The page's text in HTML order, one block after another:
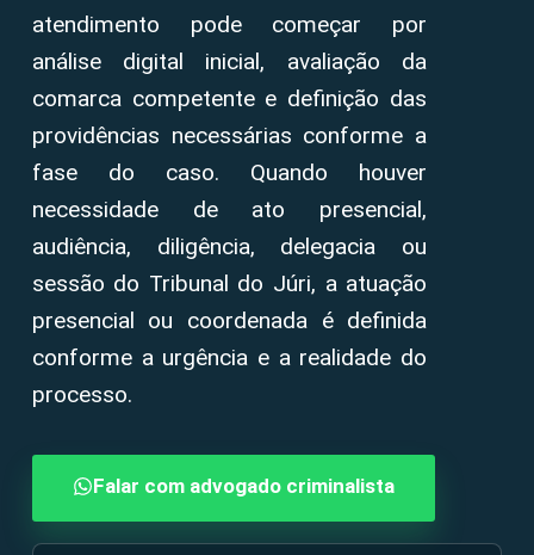
atendimento pode começar por
análise digital inicial, avaliação da
comarca competente e definição das
providências necessárias conforme a
fase do caso. Quando houver
necessidade de ato presencial,
audiência, diligência, delegacia ou
sessão do Tribunal do Júri, a atuação
presencial ou coordenada é definida
conforme a urgência e a realidade do
processo.
Falar com advogado criminalista